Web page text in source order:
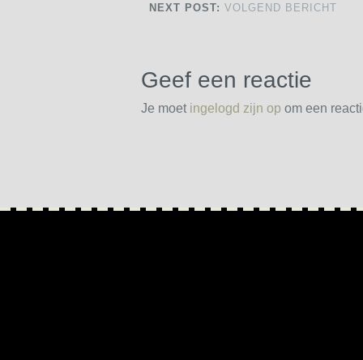
NEXT POST: VOLGEND BERICHT
Geef een reactie
Je moet ingelogd zijn op om een